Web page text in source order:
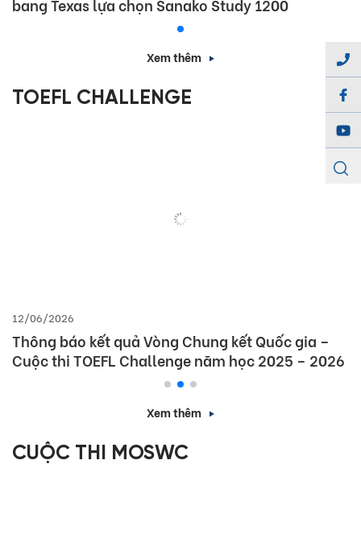
bang Texas lựa chọn Sanako Study 1200
Xem thêm
TOEFL CHALLENGE
12/06/2026
Thông báo kết quả Vòng Chung kết Quốc gia –
Cuộc thi TOEFL Challenge năm học 2025 – 2026
Xem thêm
CUỘC THI MOSWC